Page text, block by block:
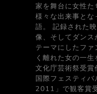
家を舞台に女性
様々な出来事と
語。 記録された
像、そしてダン
テーマにしたフ
く離れた女の一
文化庁芸術祭受
国際フェスティ
2011」で観客賞受